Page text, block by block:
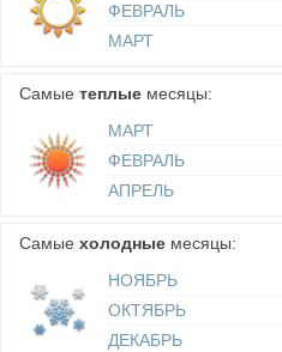
ФЕВРАЛЬ
МАРТ
Самые теплые месяцы:
МАРТ
ФЕВРАЛЬ
АПРЕЛЬ
Самые холодные месяцы:
НОЯБРЬ
ОКТЯБРЬ
ДЕКАБРЬ